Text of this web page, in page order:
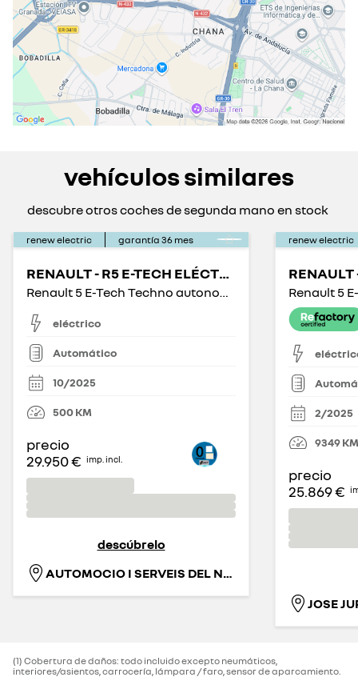
vehículos similares
descubre otros coches de segunda mano en stock
renew electric garantía 36 mes
RENAULT - R5 E-TECH ELÉCTRICO
Renault 5 E-Tech Techno autonomía confort 110 kW
eléctrico
Automático
10/2025
500KM
precio
29.950 € imp. incl.
descúbrelo
AUTOMOCIO I SERVEIS DEL NORD-EST. S.L.
renew electric
2/2025
9349KM
precio
25.869 €
JOSE
(1) Cobertura de daños: todo incluido excepto neumáticos,
interiores/asientos, carrocería, lámpara / faro, sensor de aparcamiento.‌